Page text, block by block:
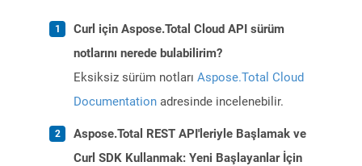
Curl için Aspose.Total Cloud API sürüm
notlarını nerede bulabilirim?
Eksiksiz sürüm notları Aspose.Total Cloud
Documentation adresinde incelenebilir.
Aspose.Total REST API'leriyle Başlamak ve
Curl SDK Kullanmak: Yeni Başlayanlar İçin